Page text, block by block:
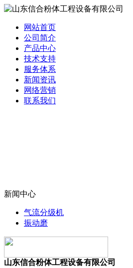
网站首页
公司简介
产品中心
技术支持
服务体系
新闻资讯
网络营销
联系我们
新闻中心
气流分级机
振动磨
山东信合粉体工程设备有限公司